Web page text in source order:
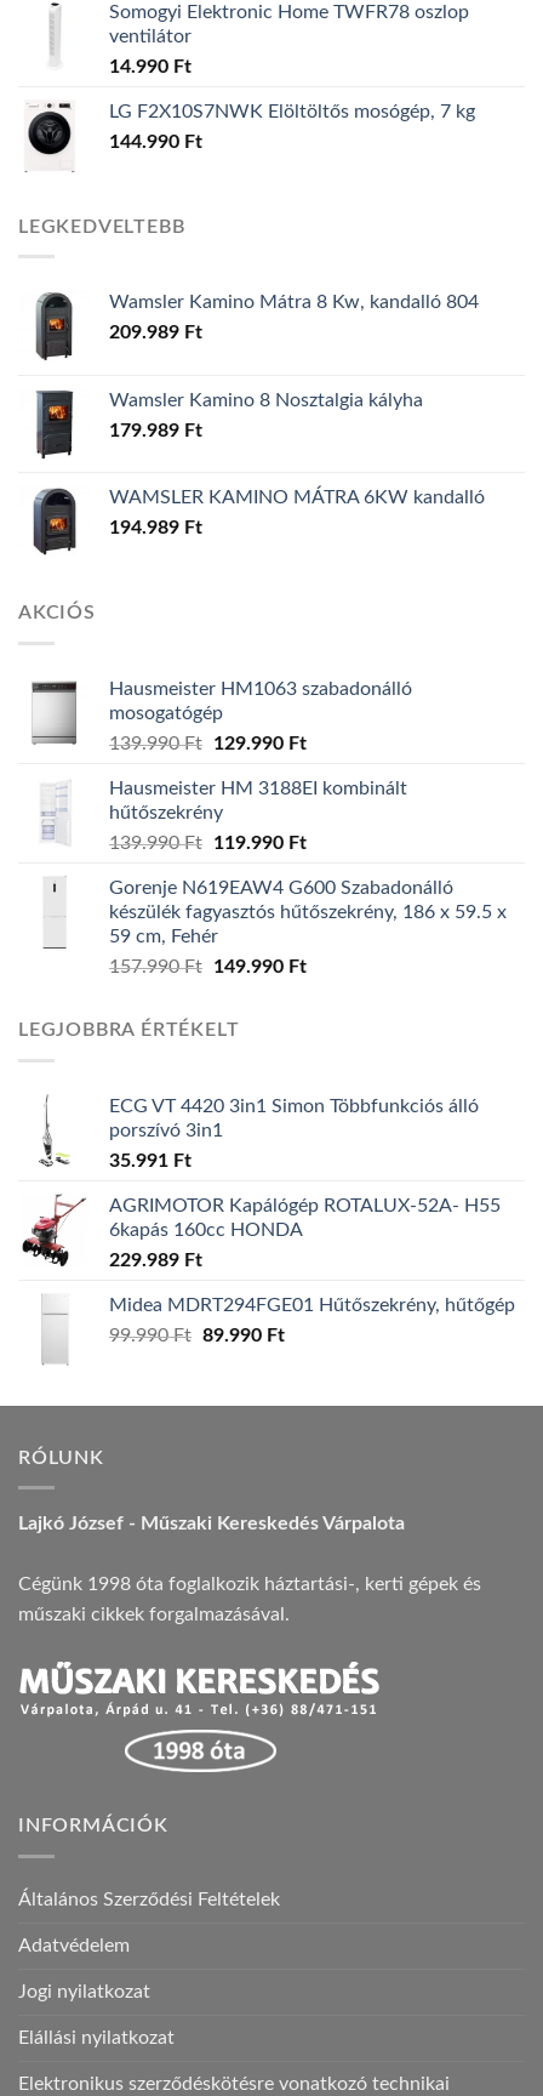
Somogyi Elektronic Home TWFR78 oszlop
ventilátor
14.990 Ft
LG F2X10S7NWK Elöltöltős mosógép, 7 kg
144.990 Ft
LEGKEDVELTEBB
Wamsler Kamino Mátra 8 Kw, kandalló 804
209.989 Ft
Wamsler Kamino 8 Nosztalgia kályha
179.989 Ft
WAMSLER KAMINO MÁTRA 6KW kandalló
194.989 Ft
AKCIÓS
Hausmeister HM1063 szabadonálló
mosogatógép
139.990Ft
Original
was:
139.990 Ft.
129.990 FtCurrent
is:
Hausmeister HM 3188EI kombinált
hűtőszekrény
139.990Ft
Original
was:
139.990 Ft.
119.990 FtCurrent
is:
119.990 Ft.
Gorenje N619EAW4 G600 Szabadonálló
készülék fagyasztós hűtőszekrény, 186 x 59.5 x
59 cm, Fehér
157.990Ft
Original
149.990 FtCurrent
LEGJOBBRA ÉRTÉKELT
ECG VT 4420 3in1 Simon Többfunkciós álló
porszívó 3in1
35.991 Ft
AGRIMOTOR Kapálógép ROTALUX-52A- H55
6kapás 160cc HONDA
229.989 Ft
Midea MDRT294FGE01 Hűtőszekrény, hűtőgép
99.990Ft Original
99.990 Ft.
89.990 FtCurrent
89.990 Ft.
RÓLUNK
Lajkó József - Műszaki Kereskedés Várpalota
Cégünk 1998 óta foglalkozik háztartási-, kerti gépek és
műszaki cikkek forgalmazásával.
INFORMÁCIÓK
Általános Szerződési Feltételek
Adatvédelem
Jogi nyilatkozat
Elállási nyilatkozat
Elektronikus szerződéskötésre vonatkozó technikai